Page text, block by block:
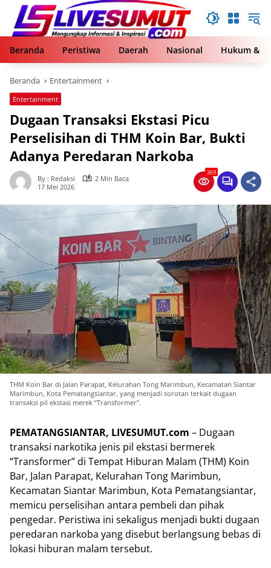
Langsung
konten
Beranda
Peristiwa Daerah Nasional Hukum &
Beranda Entertainment
Entertainment
Dugaan Transaksi Ekstasi Picu
Perselisihan di THM Koin Bar, Bukti
Adanya Peredaran Narkoba
By : Redaksi
2 Min Baca
17 Mei 2026
369
THM Koin Bar di Jalan Parapat, Kelurahan Tong Marimbun, Kecamatan Siantar
Marimbun, Kota Pematangsiantar, yang menjadi sorotan terkait dugaan
transaksi pil ekstasi merek “Transformer”.
PEMATANGSIANTAR, LIVESUMUT.com – Dugaan
transaksi narkotika jenis pil ekstasi bermerek
“Transformer” di Tempat Hiburan Malam (THM) Koin
Bar, Jalan Parapat, Kelurahan Tong Marimbun,
Kecamatan Siantar Marimbun, Kota Pematangsiantar,
memicu perselisihan antara pembeli dan pihak
pengedar. Peristiwa ini sekaligus menjadi bukti dugaan
peredaran narkoba yang disebut berlangsung bebas di
lokasi hiburan malam tersebut.